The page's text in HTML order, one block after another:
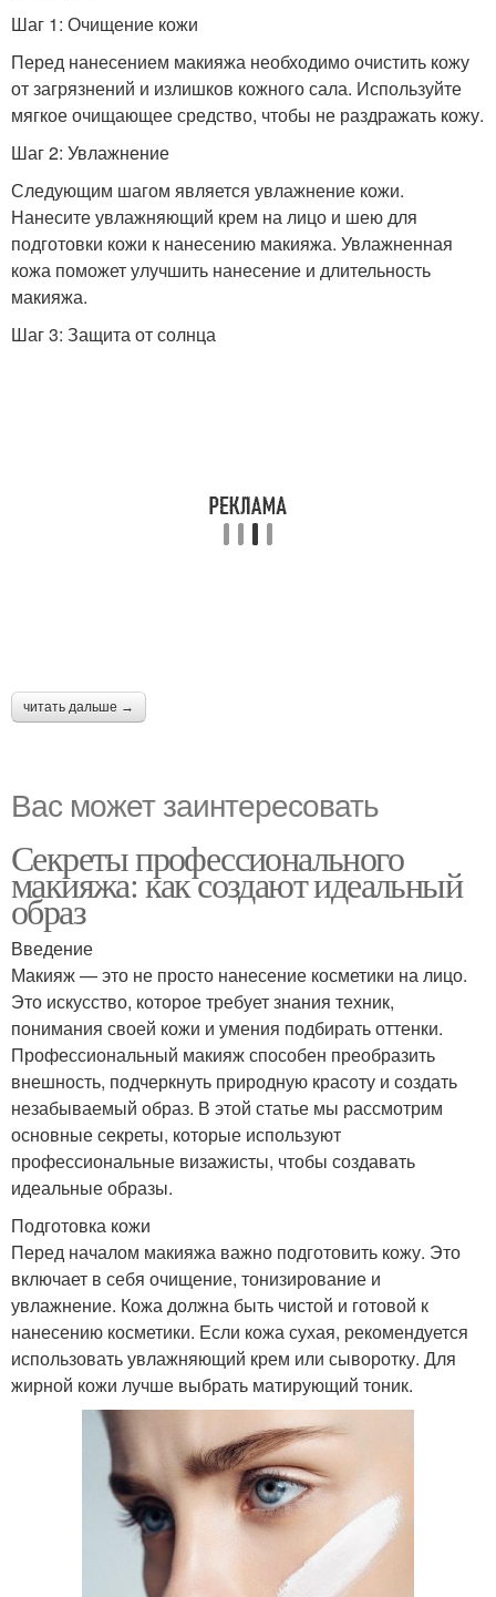
Шаг 1: Очищение кожи
Перед нанесением макияжа необходимо очистить кожу
от загрязнений и излишков кожного сала. Используйте
мягкое очищающее средство, чтобы не раздражать кожу.
Шаг 2: Увлажнение
Следующим шагом является увлажнение кожи.
Нанесите увлажняющий крем на лицо и шею для
подготовки кожи к нанесению макияжа. Увлажненная
кожа поможет улучшить нанесение и длительность
макияжа.
Шаг 3: Защита от солнца
читать дальше →
Вас может заинтересовать
Секреты профессионального
макияжа: как создают идеальный
образ
Введение
Макияж — это не просто нанесение косметики на лицо.
Это искусство, которое требует знания техник,
понимания своей кожи и умения подбирать оттенки.
Профессиональный макияж способен преобразить
внешность, подчеркнуть природную красоту и создать
незабываемый образ. В этой статье мы рассмотрим
основные секреты, которые используют
профессиональные визажисты, чтобы создавать
идеальные образы.
Подготовка кожи
Перед началом макияжа важно подготовить кожу. Это
включает в себя очищение, тонизирование и
увлажнение. Кожа должна быть чистой и готовой к
нанесению косметики. Если кожа сухая, рекомендуется
использовать увлажняющий крем или сыворотку. Для
жирной кожи лучше выбрать матирующий тоник.